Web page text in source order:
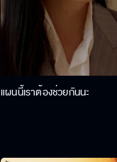
แผนนี้เราต้องช่วยกันนะ